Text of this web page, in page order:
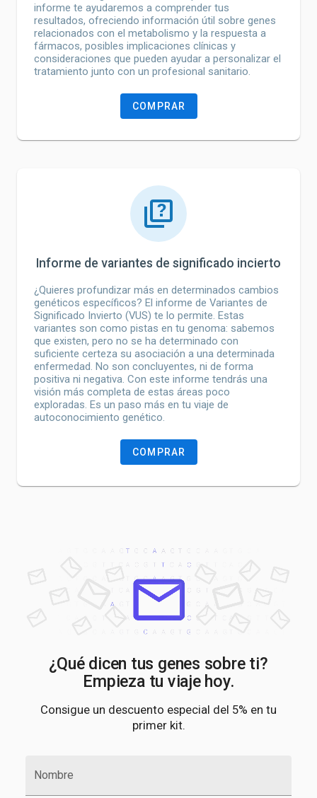
informe te ayudaremos a comprender tus
resultados, ofreciendo información útil sobre genes
relacionados con el metabolismo y la respuesta a
fármacos, posibles implicaciones clínicas y
consideraciones que pueden ayudar a personalizar el
tratamiento junto con un profesional sanitario.
COMPRAR
Informe de variantes de significado incierto
¿Quieres profundizar más en determinados cambios
genéticos específicos? El informe de Variantes de
Significado Invierto (VUS) te lo permite. Estas
variantes son como pistas en tu genoma: sabemos
que existen, pero no se ha determinado con
suficiente certeza su asociación a una determinada
enfermedad. No son concluyentes, ni de forma
positiva ni negativa. Con este informe tendrás una
visión más completa de estas áreas poco
exploradas. Es un paso más en tu viaje de
autoconocimiento genético.
COMPRAR
¿Qué dicen tus genes sobre ti?
Empieza tu viaje hoy.
Consigue un descuento especial del 5% en tu
primer kit.
Nombre